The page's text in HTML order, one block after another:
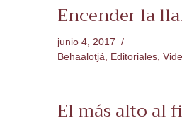
Encender la
junio 4, 2017
Behaalotjá, Editoriales,
El más alto al